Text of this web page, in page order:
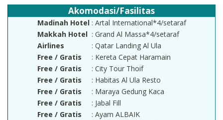
Akomodasi/Fasilitas
Madinah Hotel: Artal International*4/setaraf
Makkah Hotel : Grand Al Massa*4/setaraf
Airlines
: Qatar Landing Al Ula
Free / Gratis
: Kereta Cepat Haramain
Free / Gratis
: City Tour Thoif
Free / Gratis
: Habitas Al Ula Resto
Free / Gratis
: Maraya Gedung Kaca
Free / Gratis
: Jabal Fill
Free / Gratis
: Ayam ALBAIK